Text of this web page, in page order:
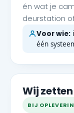
én wat je
deurstation
Voor wie:
één
Wij
BIJ